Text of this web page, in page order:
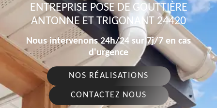
ENTREPRISE POSE DE GOUTTIÈRE
ANTONNE ET TRIGONANT 24420
Nous intervenons 24h/24 sur 7j/7 en cas
d'urgence
NOS RÉALISATIONS
CONTACTEZ NOUS